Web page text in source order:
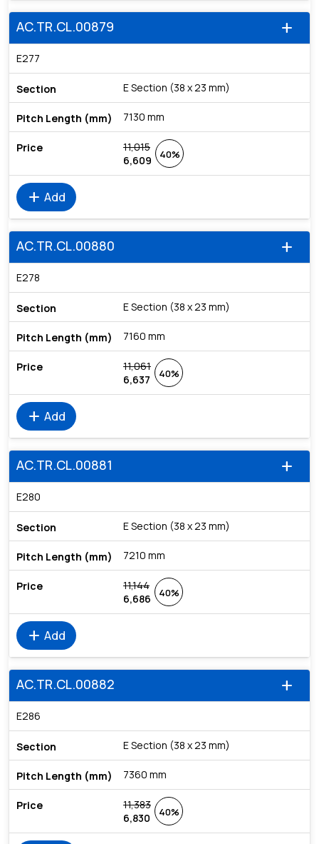
add
AC.TR.CL.00879
E277
E Section (38 x 23 mm)
7130 mm
11,015
6,609
40%
add Add
add
AC.TR.CL.00880
E278
E Section (38 x 23 mm)
7160 mm
11,061
6,637
40%
add Add
add
AC.TR.CL.00881
E280
E Section (38 x 23 mm)
7210 mm
11,144
6,686
40%
add Add
add
AC.TR.CL.00882
E286
E Section (38 x 23 mm)
7360 mm
11,383
6,830
40%